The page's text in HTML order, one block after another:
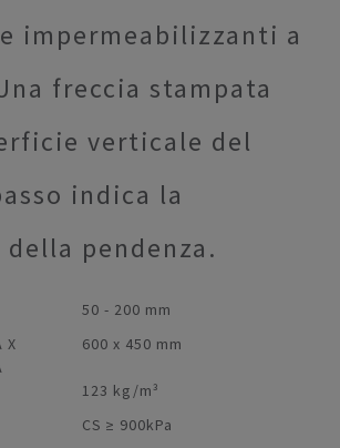
impermeabilizzanti a
freccia stampata
verticale del
indica la
pendenza.
50 - 200 mm
X
600 x 450 mm
123 kg/m³
CS ≥ 900kPa